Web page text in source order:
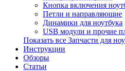
Кнопка включения
Петли и направляющие
Динамики для ноутбука
USB модули и прочие
Показать все Запчасти для
Инструкции
Обзоры
Статьи